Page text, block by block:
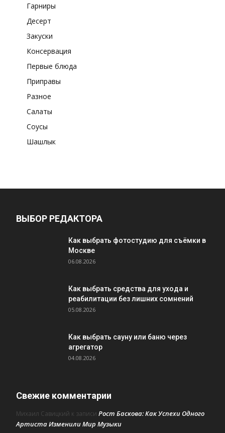
Гарниры
Десерт
Закуски
Консервация
Первые блюда
Приправы
Разное
Салаты
Соусы
Шашлык
ВЫБОР РЕДАКТОРА
Как выбрать фотостудию для съёмки в
Москве
06.08.2026
Как выбрать средства для ухода и
реабилитации без лишних сомнений
05.08.2026
Как выбрать сауну или баню через
агрегатор
04.08.2026
Свежие комментарии
Михаил Савицкий к записи Рост Баскова: Как Успехи Одного
Артиста Изменили Мир Музыки